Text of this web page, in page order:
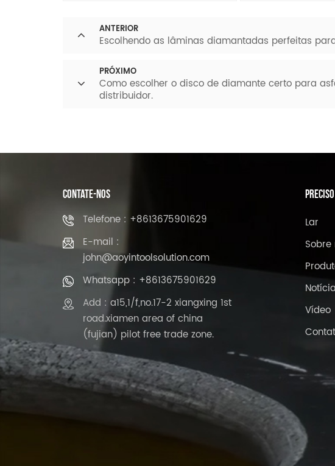
ANTERIOR
Escolhendo as lâminas diamantadas perfeitas
PRÓXIMO
Como escolher o disco de diamante certo para
distribuidor.
CONTATE-NOS
Telefone : +8613675901629
E-mail :
john@aoyintoolsolution.com
Whatsapp : +8613675901629
Add : a15,1/f,no.17-2 xiangxing 1st
road.xiamen area of china
(fujian) pilot free trade zone.
Lar
Sobre
Vídeo